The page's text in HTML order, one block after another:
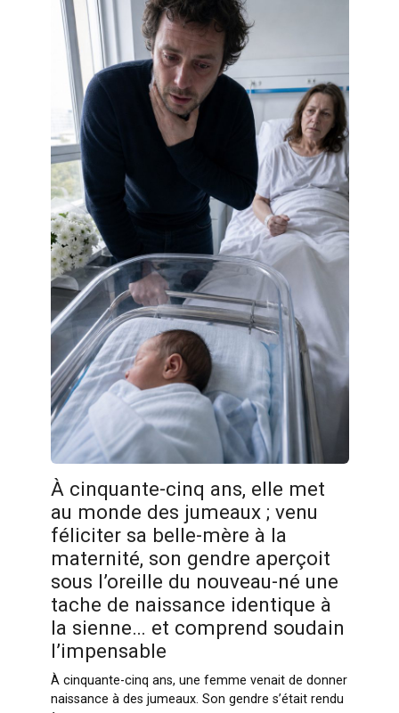
À cinquante-cinq ans, elle met
au monde des jumeaux ; venu
féliciter sa belle-mère à la
maternité, son gendre aperçoit
sous l’oreille du nouveau-né une
tache de naissance identique à
la sienne… et comprend soudain
l’impensable
À cinquante-cinq ans, une femme venait de donner
naissance à des jumeaux. Son gendre s’était rendu